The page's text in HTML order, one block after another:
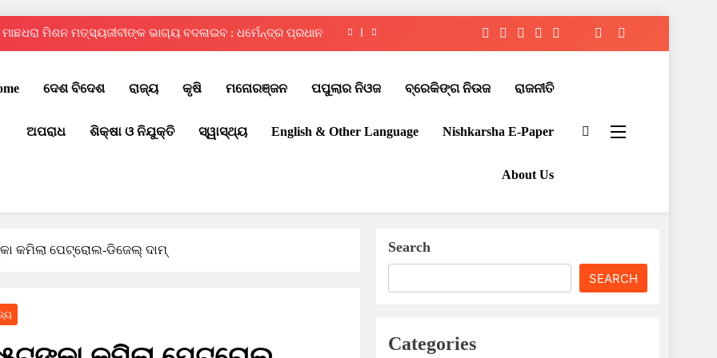
ମିଶନ ମତ୍ସ୍ୟଜୀବୀଙ୍କ ଭାଗ୍ୟ ବଦଳାଇବ : ଧର୍ମେନ୍ଦ୍ର ପ୍ରଧାନ
ଚୌଦ୍ୱାର ଆମ୍ବିସନ କ୍ଲବରେ ମେଗା ରକ୍ତଦାନ ଶିବିର
ପବିତ୍ର ବାହୁଡ଼ା ଯାତ୍ରା: ଜନ୍ମବେଦୀରୁ ରତ୍ନବେଦୀକୁ ବାହୁଡ଼ିଲେ ମହାବାହୁ
ଦେଶ ବିଦେଶ ରାଜ୍ୟ କୃଷି ମନୋରଞ୍ଜନ ପପୁଲାର ନିଓଜ ବ୍ରେକିଙ୍ଗ ନିଉଜ ରାଜନୀତି
ଅପରାଧ ଶିକ୍ଷା ଓ ନିଯୁକ୍ତି ସ୍ୱାସ୍ଥ୍ୟ English & Other Language Nishkarsha E-Paper​
About Us
କମିଲା ପେଟ୍ରୋଲ-ଡିଜେଲ୍ ଦାମ୍‌ Search
SEARCH
Categories